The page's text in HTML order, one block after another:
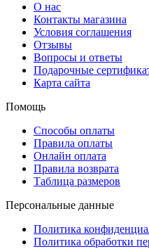
О нас
Контакты магазина
Условия соглашения
Отзывы
Вопросы и ответы
Подарочные
Карта сайта
Помощь
Способы оплаты
Правила оплаты
Онлайн оплата
Правила возврата
Таблица размеров
Персональные данные
Политика
Политика обработки